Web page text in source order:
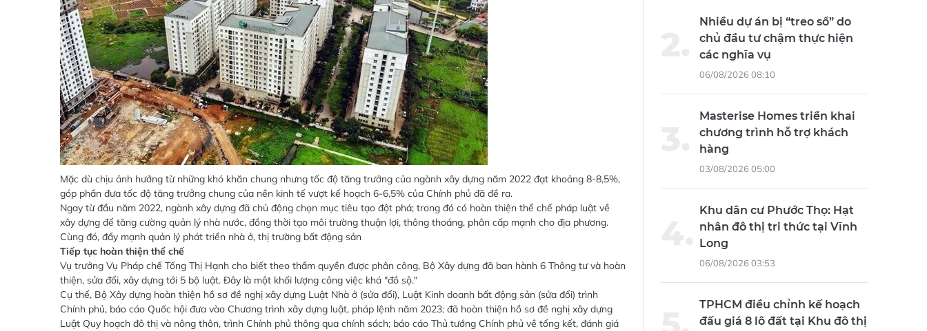
Mặc dù chịu ảnh hưởng từ những khó khăn chung nhưng tốc độ tăng trưởng của ngành xây dựng năm 2022 đạt khoảng 8-8,5%,
góp phần đưa tốc độ tăng trưởng chung của nền kinh tế vượt kế hoạch 6-6,5% của Chính phủ đã đề ra.
Ngay từ đầu năm 2022, ngành xây dựng đã chủ động chọn mục tiêu tạo đột phá; trong đó có hoàn thiện thể chế pháp luật về
xây dựng để tăng cường quản lý nhà nước, đồng thời tạo môi trường thuận lợi, thông thoáng, phân cấp mạnh cho địa phương.
Cùng đó, đẩy mạnh quản lý phát triển nhà ở, thị trường bất động sản
Tiếp tục hoàn thiện thể chế
Vụ trưởng Vụ Pháp chế Tống Thị Hạnh cho biết theo thẩm quyền được phân công, Bộ Xây dựng đã ban hành 6 Thông tư và hoàn
thiện, sửa đổi, xây dựng tới 5 bộ luật. Đây là một khối lượng công việc khá "đồ sộ."
Cụ thể, Bộ Xây dựng hoàn thiện hồ sơ đề nghị xây dựng Luật Nhà ở (sửa đổi), Luật Kinh doanh bất động sản (sửa đổi) trình
Chính phủ, báo cáo Quốc hội đưa vào Chương trình xây dựng luật, pháp lệnh năm 2023; đã hoàn thiện hồ sơ đề nghị xây dựng
Nhiều dự án bị “treo sổ” do
chủ đầu tư chậm thực hiện
các nghĩa vụ
06/08/2026 08:10
Masterise Homes triển khai
chương trình hỗ trợ khách
hàng
03/08/2026 05:00
Khu dân cư Phước Thọ: Hạt
nhân đô thị tri thức tại Vĩnh
Long
06/08/2026 03:53
TPHCM điều chỉnh kế hoạch
đấu giá 8 lô đất tại Khu đô thị